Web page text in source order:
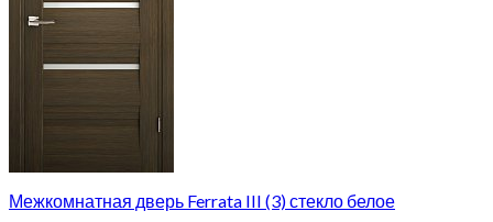
Межкомнатная дверь Ferrata III (3) стекло белое